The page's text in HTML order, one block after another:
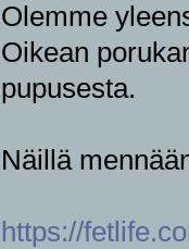
Olemme
Oikean
pupusesta.
Näillä
https://